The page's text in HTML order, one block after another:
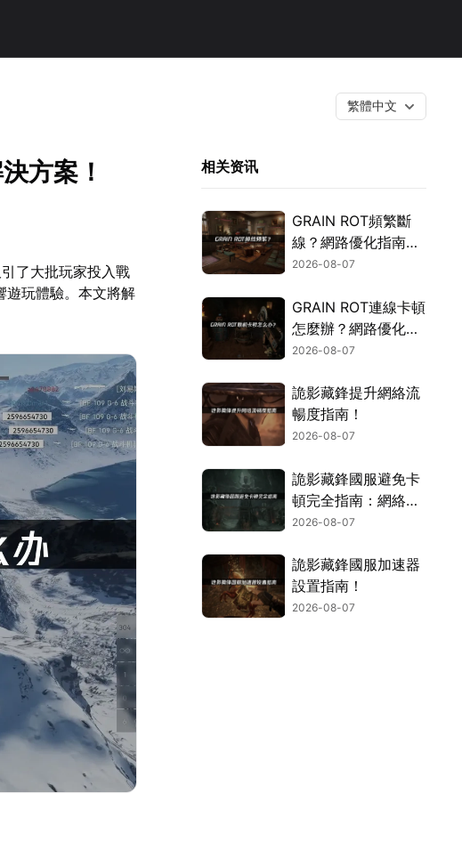
繁體中文
方案！
了大批玩家投入戰
遊玩體驗。本文將解
相关资讯
GRAIN ROT頻繁斷
線？網路優化指南一
次搞定！
2026-08-07
GRAIN ROT連線卡頓
怎麼辦？網路優化這
樣解決！
2026-08-07
詭影藏鋒提升網絡流
暢度指南！
2026-08-07
詭影藏鋒國服避免卡
頓完全指南：網絡優
化與解決技巧！
2026-08-07
詭影藏鋒國服加速器
設置指南！
2026-08-07